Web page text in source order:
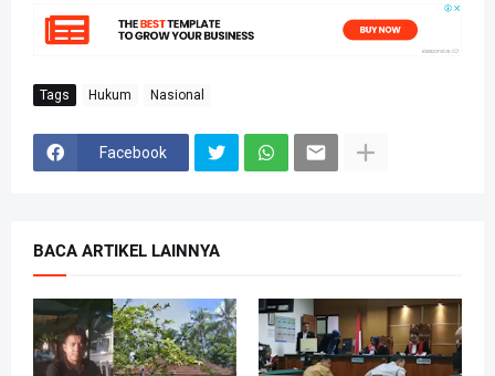
Tags Hukum Nasional
Facebook
BACA ARTIKEL LAINNYA